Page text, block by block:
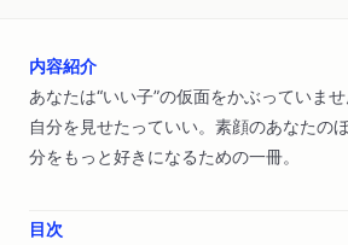
内容紹介
あなたは“いい子”の仮面をかぶっていま
自分を見せたっていい。素顔のあなたの
分をもっと好きになるための一冊。
目次